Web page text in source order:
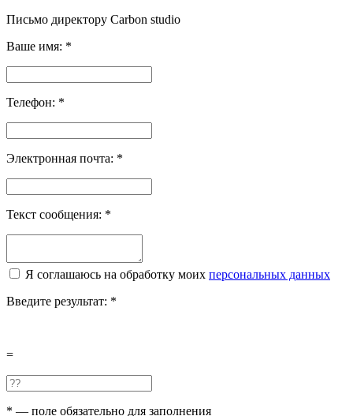
Письмо директору Carbon studio
Ваше имя: *
Телефон: *
Электронная почта: *
Текст сообщения: *
Я соглашаюсь на обработку моих персональных данных
Введите результат: *
=
* — поле обязательно для заполнения